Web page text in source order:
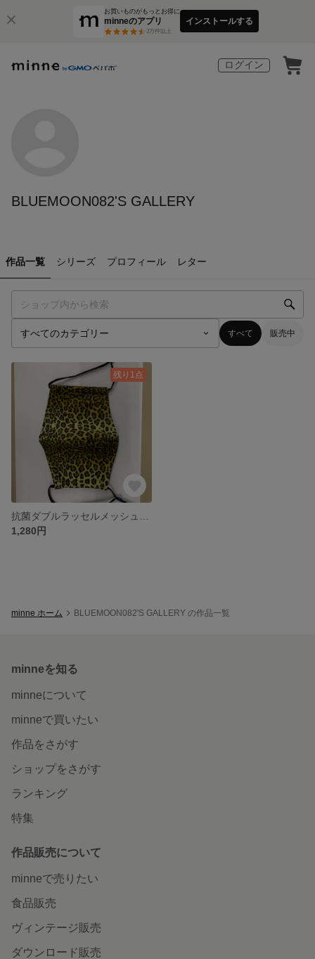
お買いものがもっとお得に
minneのアプリ
3万件以上
インストールする
ログイン
BLUEMOON082'S GALLERY
作品一覧 シリーズ プロフィール レター
すべて 販売中
残り1点
1,280円
minne ホーム BLUEMOON082'S GALLERY の作品一覧
minneを知る
minneについて
minneで買いたい
作品をさがす
ショップをさがす
ランキング
特集
作品販売について
minneで売りたい
食品販売
ヴィンテージ販売
ダウンロード販売